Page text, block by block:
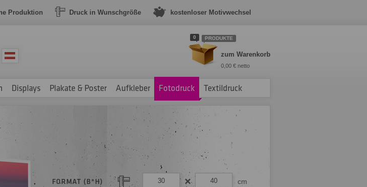
Produktion Druck in Wunschgröße kostenloser Motivwechsel
0 PRODUKTE
zum Warenkorb
0,00 € netto
Displays Plakate & Poster Aufkleber Fotodruck Textildruck
FORMAT (B*H) cm